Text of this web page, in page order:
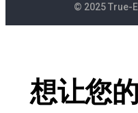
© 2025 True-
想让您